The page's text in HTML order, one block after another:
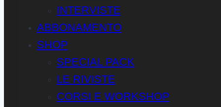
INTERVISTE
ABBONAMENTO
SHOP
SPECIAL PACK
LE RIVISTE
CORSI E WORKSHOP